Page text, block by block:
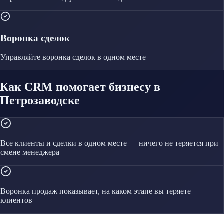
Воронка сделок
Управляйте воронка сделок в одном месте
Как CRM помогает бизнесу в
Петрозаводске
Все клиенты и сделки в одном месте — ничего не теряется при
смене менеджера
Воронка продаж показывает, на каком этапе вы теряете
клиентов